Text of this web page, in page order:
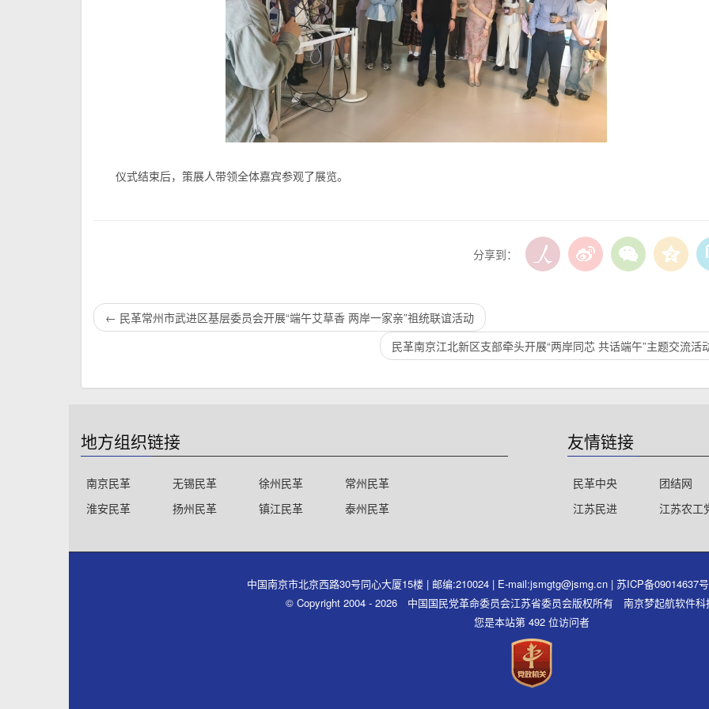
仪式结束后，策展人带领全体嘉宾参观了展览。
分享到：
← 民革常州市武进区基层委员会开展“端午艾草香 两岸一家亲”祖统联谊活动
民革南京江北新区支部牵头开展“两岸同芯 共话端午”主题交流活
地方组织链接
南京民革 无锡民革 徐州民革
常州民革
淮安民革
扬州民革 镇江民革 泰州民革
友情链接
民革中央
团结网
江苏民进
江苏农工
中国南京市北京西路30号同心大厦15楼 | 邮编:210024 | E-mail:jsmgtg@jsmg.cn | 苏ICP备09014637
© Copyright 2004 - 2026 中国国民党革命委员会江苏省委员会版权所有 南京梦起航软件科
您是本站第 492 位访问者